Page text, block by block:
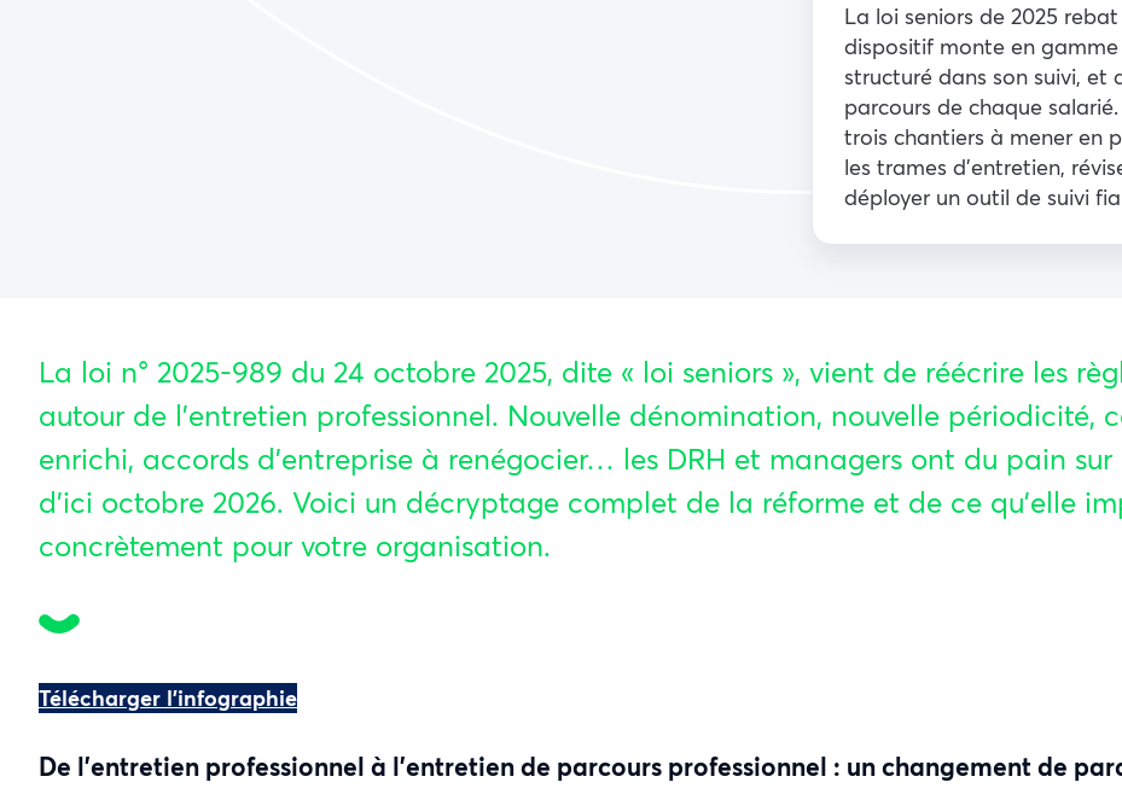
La loi seniors de 2025
dispositif monte en
structuré dans son suivi, et
parcours de chaque
trois chantiers à mener en
les trames d’entretien,
déployer un outil de suivi
La loi n° 2025-989 du 24 octobre 2025, dite « loi seniors », vient de réécrire les
autour de l’entretien professionnel. Nouvelle dénomination, nouvelle périodicité,
enrichi, accords d’entreprise à renégocier… les DRH et managers ont du pain
d’ici octobre 2026. Voici un décryptage complet de la réforme et de ce qu’elle
concrètement pour votre organisation.
Télécharger l’infographie
De l’entretien professionnel à l’entretien de parcours professionnel : un changement de